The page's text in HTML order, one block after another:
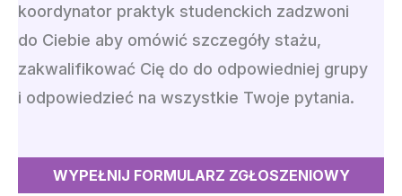
koordynator praktyk studenckich zadzwoni
do Ciebie aby omówić szczegóły stażu,
zakwalifikować Cię do do odpowiedniej grupy
i odpowiedzieć na wszystkie Twoje pytania.
WYPEŁNIJ FORMULARZ ZGŁOSZENIOWY